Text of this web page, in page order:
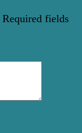
Required fields